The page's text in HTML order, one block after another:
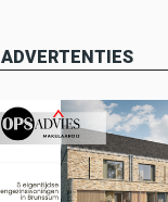
ADVERTENTIES